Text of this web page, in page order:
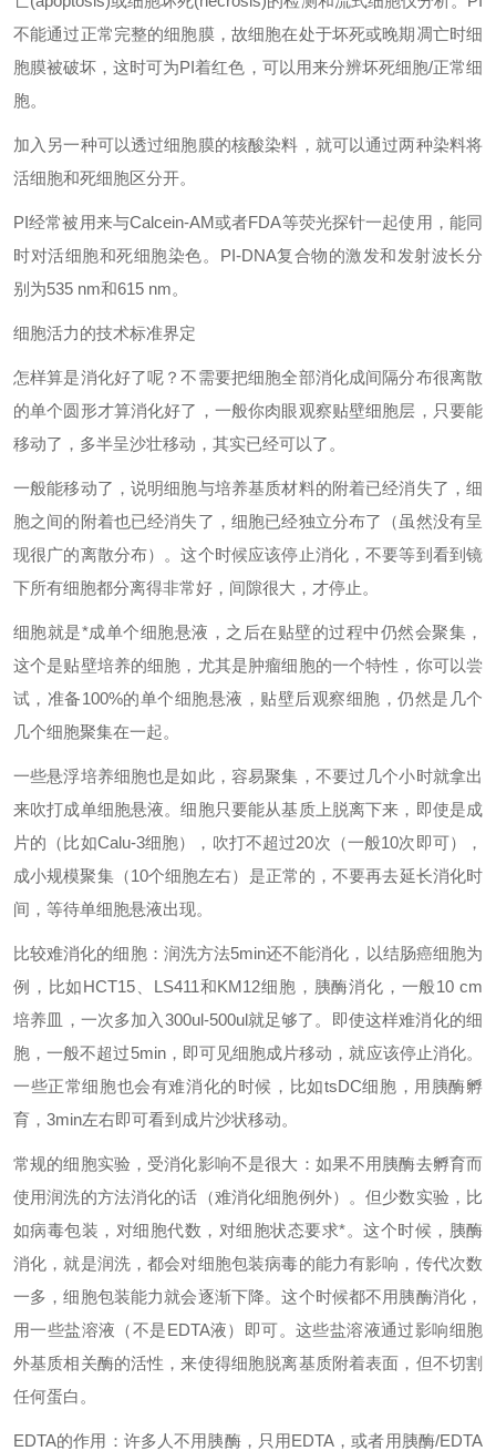
不能通过正常完整的细胞膜，故细胞在处于坏死或晚期凋亡时细
胞膜被破坏，这时可为PI着红色，可以用来分辨坏死细胞/正常细
胞。
加入另一种可以透过细胞膜的核酸染料，就可以通过两种染料将
活细胞和死细胞区分开。
PI经常被用来与Calcein-AM或者FDA等荧光探针一起使用，能同
时对活细胞和死细胞染色。PI-DNA复合物的激发和发射波长分
别为535 nm和615 nm。
细胞活力的技术标准界定
怎样算是消化好了呢？不需要把细胞全部消化成间隔分布很离散
的单个圆形才算消化好了，一般你肉眼观察贴壁细胞层，只要能
移动了，多半呈沙壮移动，其实已经可以了。
一般能移动了，说明细胞与培养基质材料的附着已经消失了，细
胞之间的附着也已经消失了，细胞已经独立分布了（虽然没有呈
现很广的离散分布）。这个时候应该停止消化，不要等到看到镜
下所有细胞都分离得非常好，间隙很大，才停止。
细胞就是*成单个细胞悬液，之后在贴壁的过程中仍然会聚集，
这个是贴壁培养的细胞，尤其是肿瘤细胞的一个特性，你可以尝
试，准备100%的单个细胞悬液，贴壁后观察细胞，仍然是几个
几个细胞聚集在一起。
一些悬浮培养细胞也是如此，容易聚集，不要过几个小时就拿出
来吹打成单细胞悬液。细胞只要能从基质上脱离下来，即使是成
片的（比如Calu-3细胞），吹打不超过20次（一般10次即可），
成小规模聚集（10个细胞左右）是正常的，不要再去延长消化时
间，等待单细胞悬液出现。
比较难消化的细胞：润洗方法5min还不能消化，以结肠癌细胞为
例，比如HCT15、LS411和KM12细胞，胰酶消化，一般10 cm
培养皿，一次多加入300ul-500ul就足够了。即使这样难消化的细
胞，一般不超过5min，即可见细胞成片移动，就应该停止消化。
一些正常细胞也会有难消化的时候，比如tsDC细胞，用胰酶孵
育，3min左右即可看到成片沙状移动。
常规的细胞实验，受消化影响不是很大：如果不用胰酶去孵育而
使用润洗的方法消化的话（难消化细胞例外）。但少数实验，比
如病毒包装，对细胞代数，对细胞状态要求*。这个时候，胰酶
消化，就是润洗，都会对细胞包装病毒的能力有影响，传代次数
一多，细胞包装能力就会逐渐下降。这个时候都不用胰酶消化，
用一些盐溶液（不是EDTA液）即可。这些盐溶液通过影响细胞
外基质相关酶的活性，来使得细胞脱离基质附着表面，但不切割
任何蛋白。
EDTA的作用：许多人不用胰酶，只用EDTA，或者用胰酶/EDTA